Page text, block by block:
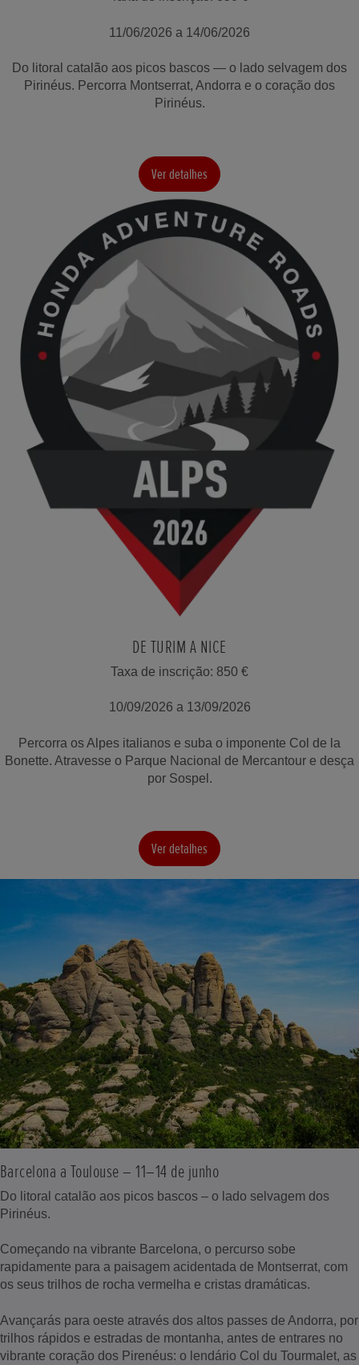
11/06/2026 a 14/06/2026
Do litoral catalão aos picos bascos — o lado selvagem dos
Pirinéus. Percorra Montserrat, Andorra e o coração dos
Pirinéus.
Ver detalhes
DE TURIM A NICE
Taxa de inscrição: 850 €
10/09/2026 a 13/09/2026
Percorra os Alpes italianos e suba o imponente Col de la
Bonette. Atravesse o Parque Nacional de Mercantour e desça
por Sospel.
Ver detalhes
Barcelona a Toulouse – 11–14 de junho
Do litoral catalão aos picos bascos – o lado selvagem dos
Pirinéus.
Começando na vibrante Barcelona, o percurso sobe
rapidamente para a paisagem acidentada de Montserrat, com
os seus trilhos de rocha vermelha e cristas dramáticas.
Avançarás para oeste através dos altos passes de Andorra, por
trilhos rápidos e estradas de montanha, antes de entrares no
vibrante coração dos Pirenéus: o lendário Col du Tourmalet, as